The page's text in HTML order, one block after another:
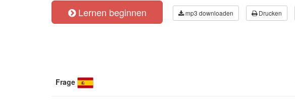
Lernen beginnen mp3 downloaden Drucken
Frage